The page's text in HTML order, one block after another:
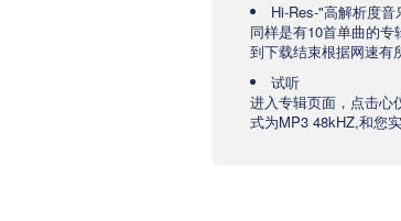
Hi-Res-"高解析度音
同样是有10首单曲的
到下载结束根据网速有
试听
进入专辑页面，点击心
式为MP3 48kHZ,和您